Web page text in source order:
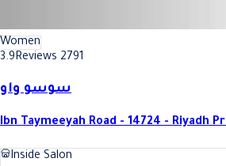
Women
3.9Reviews 2791
سوسو واو
Ibn Taymeeyah Road - 14724 - Riyadh
Inside Salon